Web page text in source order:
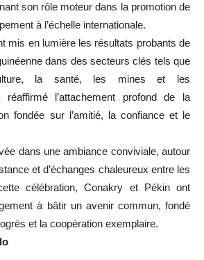
son rôle moteur dans la promotion de
à l’échelle internationale.
mis en lumière les résultats probants de
dans des secteurs clés tels que
la santé, les mines et les
l’attachement profond de la
fondée sur l’amitié, la confiance et le
dans une ambiance conviviale, autour
et d’échanges chaleureux entre les
célébration, Conakry et Pékin ont
à bâtir un avenir commun, fondé
et la coopération exemplaire.